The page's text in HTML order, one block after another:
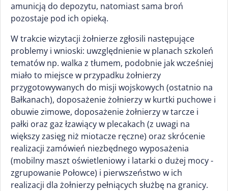
amunicją do depozytu, natomiast sama broń
pozostaje pod ich opieką.
W trakcie wizytacji żołnierze zgłosili następujące
problemy i wnioski: uwzględnienie w planach szkoleń
tematów np. walka z tłumem, podobnie jak wcześniej
miało to miejsce w przypadku żołnierzy
przygotowywanych do misji wojskowych (ostatnio na
Bałkanach), doposażenie żołnierzy w kurtki puchowe i
obuwie zimowe, doposażenie żołnierzy w tarcze i
pałki oraz gaz łzawiący w plecakach (z uwagi na
większy zasięg niż miotacze ręczne) oraz skrócenie
realizacji zamówień niezbędnego wyposażenia
(mobilny maszt oświetleniowy i latarki o dużej mocy -
zgrupowanie Połowce) i pierwszeństwo w ich
realizacji dla żołnierzy pełniących służbę na granicy.